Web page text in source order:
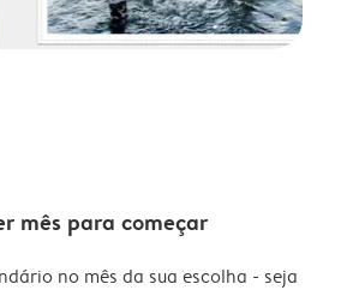
mês para começar
no mês da sua escolha - seja